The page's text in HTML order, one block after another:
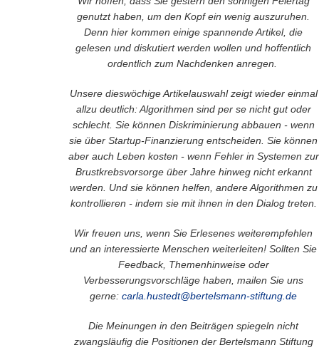
genutzt haben, um den Kopf ein wenig auszuruhen.
Denn hier kommen einige spannende Artikel, die
gelesen und diskutiert werden wollen und hoffentlich
ordentlich zum Nachdenken anregen.
Unsere dieswöchige Artikelauswahl zeigt wieder einmal
allzu deutlich: Algorithmen sind per se nicht gut oder
schlecht. Sie können Diskriminierung abbauen - wenn
sie über Startup-Finanzierung entscheiden. Sie können
aber auch Leben kosten - wenn Fehler in Systemen zur
Brustkrebsvorsorge über Jahre hinweg nicht erkannt
werden. Und sie können helfen, andere Algorithmen zu
kontrollieren - indem sie mit ihnen in den Dialog treten.
Wir freuen uns, wenn Sie Erlesenes weiterempfehlen
und an interessierte Menschen weiterleiten! Sollten Sie
Feedback, Themenhinweise oder
Verbesserungsvorschläge haben, mailen Sie uns
gerne: carla.hustedt@bertelsmann-stiftung.de
Die Meinungen in den Beiträgen spiegeln nicht
zwangsläufig die Positionen der Bertelsmann Stiftung